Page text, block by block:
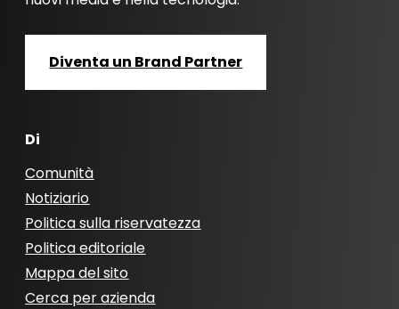
Diventa un Brand Partner
Di
Comunità
Notiziario
Politica sulla riservatezza
Politica editoriale
Mappa del sito
Cerca per azienda